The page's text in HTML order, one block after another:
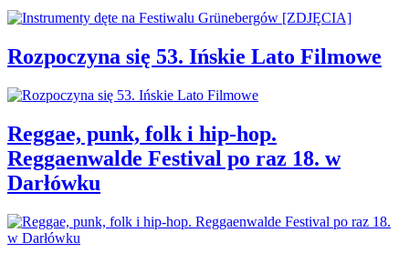
Rozpoczyna się 53. Ińskie Lato Filmowe
Reggae, punk, folk i hip-hop.
Reggaenwalde Festival po raz 18. w
Darłówku